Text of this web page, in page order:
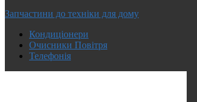
Запчастини до техніки для дому
Кондиціонери
Очисники Повітря
Телефонія